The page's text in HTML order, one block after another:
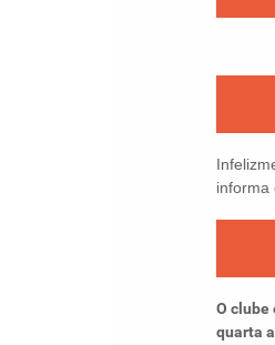
informa
O clube
quarta